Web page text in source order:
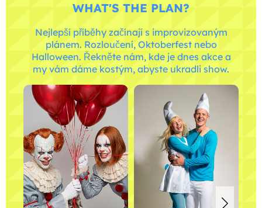
WHAT'S THE PLAN?
Nejlepší příběhy začínají s improvizovaným
plánem. Rozloučení, Oktoberfest nebo
Halloween. Řekněte nám, kde je dnes akce a
my vám dáme kostým, abyste ukradli show.